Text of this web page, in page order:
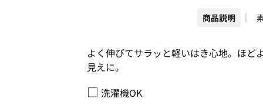
商品説明
よく伸びてサラッと軽いはき心地。ほど
見えに。
□ 洗濯機OK